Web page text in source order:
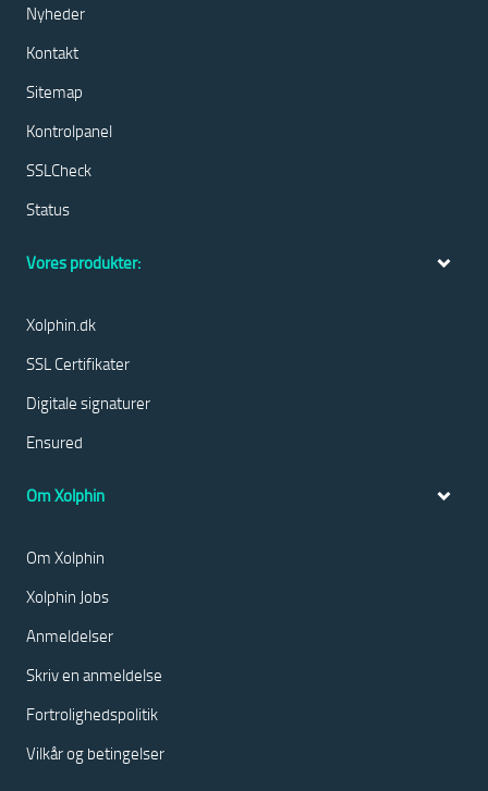
Nyheder
Kontakt
Sitemap
Kontrolpanel
SSLCheck
Status
Vores produkter:
Xolphin.dk
SSL Certifikater
Digitale signaturer
Ensured
Om Xolphin
Om Xolphin
Xolphin Jobs
Anmeldelser
Skriv en anmeldelse
Fortrolighedspolitik
Vilkår og betingelser